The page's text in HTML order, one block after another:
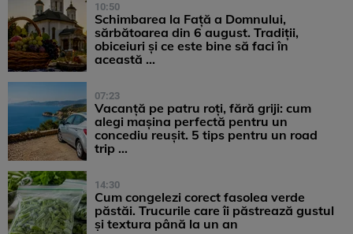
10:50
Schimbarea la Față a Domnului,
sărbătoarea din 6 august. Tradiții,
obiceiuri și ce este bine să faci în
această ...
07:23
Vacanță pe patru roți, fără griji: cum
alegi mașina perfectă pentru un
concediu reușit. 5 tips pentru un road
trip ...
14:30
Cum congelezi corect fasolea verde
păstăi. Trucurile care îi păstrează gustul
și textura până la un an